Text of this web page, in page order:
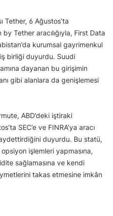
Tether, 6 Ağustos’ta
Tether aracılığıyla, First Data
kurumsal gayrimenkul
birliği duyurdu. Suudi
dayanan bu girişimin
gibi alanlara da genişlemesi
ABD’deki iştiraki
SEC’e ve FINRA’ya aracı
duyurdu. Bu statü,
işlemleri yapmasına,
sağlamasına ve kendi
takas etmesine imkân